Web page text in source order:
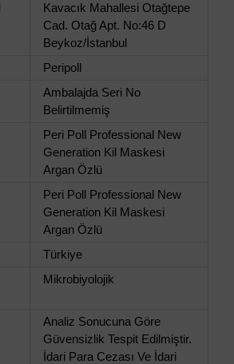
Kavacık Mahallesi Otağtepe
Cad. Otağ Apt. No:46 D
Beykoz/İstanbul
Peripoll
Ambalajda Seri No
Belirtilmemiş
Peri Poll Professional New
Generation Kil Maskesi
Argan Özlü
Peri Poll Professional New
Generation Kil Maskesi
Argan Özlü
Türkiye
Mikrobiyolojik
Analiz Sonucuna Göre
Güvensizlik Tespit Edilmiştir.
İdari Para Cezası Ve İdari